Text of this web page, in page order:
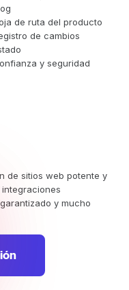
de ruta del producto
de cambios
y seguridad
de sitios web potente y
y mucho